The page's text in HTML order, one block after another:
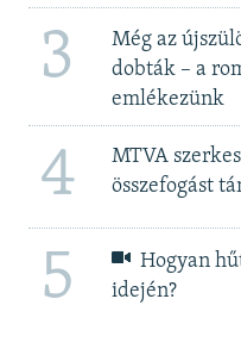
3
Még az
dobták – a
emlékezünk
4
MTVA
összefogást
5
Hogyan
idején?